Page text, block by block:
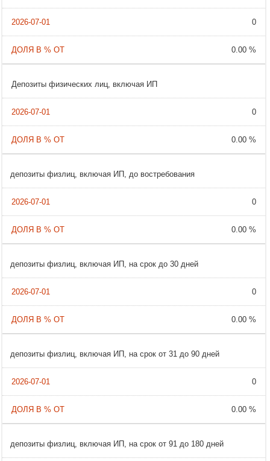
0
0.00 %
Депозиты физических лиц, включая ИП
0
0.00 %
депозиты физлиц, включая ИП, до востребования
0
0.00 %
депозиты физлиц, включая ИП, на срок до 30 дней
0
0.00 %
депозиты физлиц, включая ИП, на срок от 31 до 90 дней
0
0.00 %
депозиты физлиц, включая ИП, на срок от 91 до 180 дней